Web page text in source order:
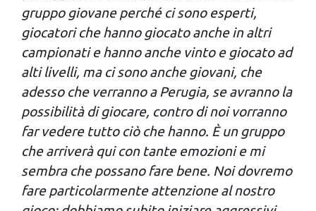
gruppo giovane perché ci sono esperti,
giocatori che hanno giocato anche in altri
campionati e hanno anche vinto e giocato ad
alti livelli, ma ci sono anche giovani, che
adesso che verranno a Perugia, se avranno la
possibilità di giocare, contro di noi vorranno
far vedere tutto ciò che hanno. È un gruppo
che arriverà qui con tante emozioni e mi
sembra che possano fare bene. Noi dovremo
fare particolarmente attenzione al nostro